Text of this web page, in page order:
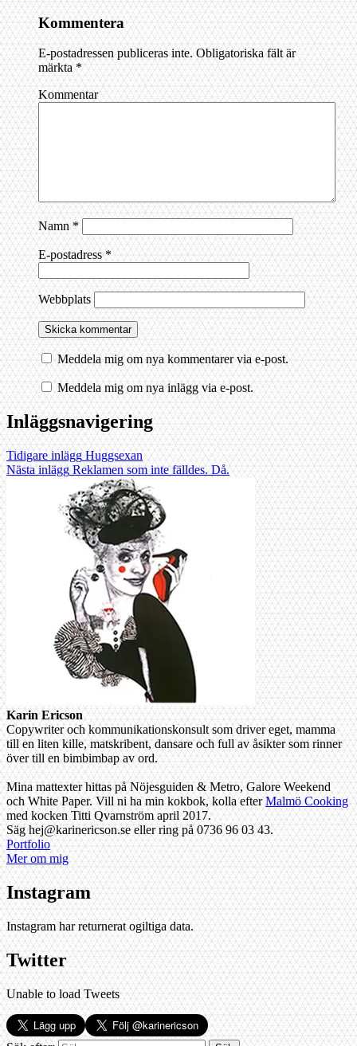
Kommentera
E-postadressen publiceras inte.Obligatoriska fält är
märkta*
Kommentar
Namn*
E-postadress*
Webbplats
Meddela mig om nya kommentarer via e-post.
Meddela mig om nya inlägg via e-post.
Inläggsnavigering
Tidigare inläggHuggsexan
Nästa inläggReklamen som inte fälldes. Då.
Karin Ericson
Copywriter och kommunikationskonsult som driver eget, mamma
till en liten kille, matskribent, dansare och full av åsikter som rinner
över till en bimbimbap av ord.
Mina mattexter hittas på Nöjesguiden & Metro, Galore Weekend
och White Paper. Vill ni ha min kokbok, kolla efterMalmö Cooking
med kocken Titti Qvarnström april 2017.
Säg hej@karinericson.se eller ring på 0736 96 03 43.
Portfolio
Mer om mig
Instagram
Instagram har returnerat ogiltiga data.
Twitter
Unable to load Tweets